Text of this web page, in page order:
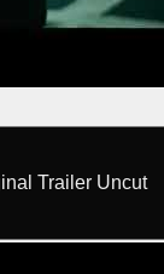
Trailer Uncut